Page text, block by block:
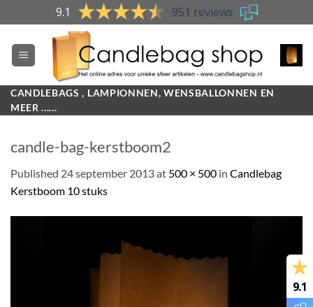
to
content
9.1 951 reviews
CANDLEBAGS , LAMPIONNEN, WENSBALLONNEN EN
MEER ......
candle-bag-kerstboom2
Published 24 september 2013at 500 × 500 in Candlebag
Kerstboom 10 stuks
9.1